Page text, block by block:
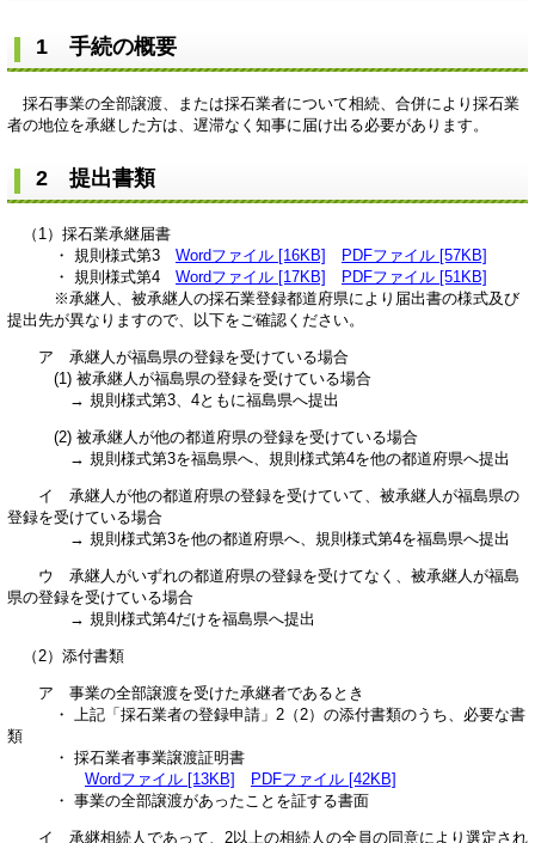
1 手続の概要
採石事業の全部譲渡、または採石業者について相続、合併により採石業
者の地位を承継した方は、遅滞なく知事に届け出る必要があります。
2 提出書類
（1）採石業承継届書
・ 規則様式第3 Wordファイル [16KB]
PDFファイル [57KB]
・ 規則様式第4 Wordファイル [17KB]
PDFファイル [51KB]
※承継人、被承継人の採石業登録都道府県により届出書の様式及び
提出先が異なりますので、以下をご確認ください。
ア 承継人が福島県の登録を受けている場合
(1) 被承継人が福島県の登録を受けている場合
→ 規則様式第3、4ともに福島県へ提出
(2) 被承継人が他の都道府県の登録を受けている場合
→ 規則様式第3を福島県へ、規則様式第4を他の都道府県へ提出
イ 承継人が他の都道府県の登録を受けていて、被承継人が福島県の
登録を受けている場合
→ 規則様式第3を他の都道府県へ、規則様式第4を福島県へ提出
ウ 承継人がいずれの都道府県の登録を受けてなく、被承継人が福島
県の登録を受けている場合
→ 規則様式第4だけを福島県へ提出
（2）添付書類
ア 事業の全部譲渡を受けた承継者であるとき
・ 上記「採石業者の登録申請」2（2）の添付書類のうち、必要な書
類
・ 採石業者事業譲渡証明書
Wordファイル [13KB]
PDFファイル [42KB]
・ 事業の全部譲渡があったことを証する書面
イ 承継相続人であって、2以上の相続人の全員の同意により選定され